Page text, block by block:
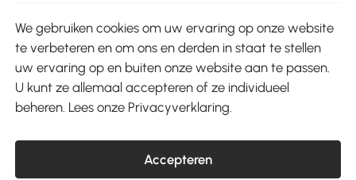
Download de app en ontvang 10% korting!
Google Play
klantenservice@aosom.nl
We gebruiken cookies om uw ervaring op onze website
te verbeteren en om ons en derden in staat te stellen
uw ervaring op en buiten onze website aan te passen.
U kunt ze allemaal accepteren of ze individueel
beheren. Lees onze Privacyverklaring.
Accepteren